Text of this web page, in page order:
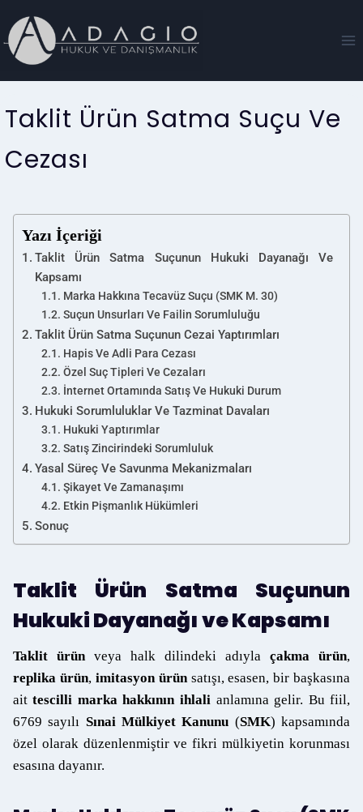
Taklit Ürün Satma Suçu Ve
Cezası
Yazı İçeriği
Taklit Ürün Satma Suçunun Hukuki Dayanağı Ve
Kapsamı
Marka Hakkına Tecavüz Suçu (SMK M. 30)
Suçun Unsurları Ve Failin Sorumluluğu
Taklit Ürün Satma Suçunun Cezai Yaptırımları
Hapis Ve Adli Para Cezası
Özel Suç Tipleri Ve Cezaları
İnternet Ortamında Satış Ve Hukuki Durum
Hukuki Sorumluluklar Ve Tazminat Davaları
Hukuki Yaptırımlar
Satış Zincirindeki Sorumluluk
Yasal Süreç Ve Savunma Mekanizmaları
Şikayet Ve Zamanaşımı
Etkin Pişmanlık Hükümleri
Sonuç
Taklit Ürün Satma Suçunun
Hukuki Dayanağı ve Kapsamı
Taklit ürünveya halk dilindeki adıylaçakma ürün,
replika ürün, imitasyon ürünsatışı, esasen, bir başkasına
aittescilli marka hakkının ihlali anlamına gelir. Bu fiil,
6769 sayılı Sınai Mülkiyet Kanunu (SMK) kapsamında
özel olarak düzenlenmiştir ve fikri mülkiyetin korunması
esasına dayanır.